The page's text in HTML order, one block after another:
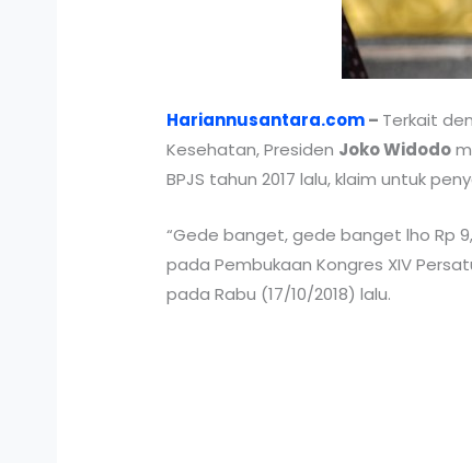
Hariannusantara.com– Terkait
Kesehatan, Presiden Joko Widodo
BPJS tahun 2017 lalu, klaim untuk
“Gede banget, gede banget lho Rp
pada Pembukaan Kongres XIV
pada Rabu (17/10/2018) lalu.